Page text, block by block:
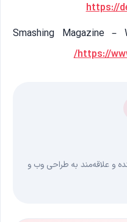
https://
Smashing Magazine –
https://
و علاقه‌مند به طراحی وب و